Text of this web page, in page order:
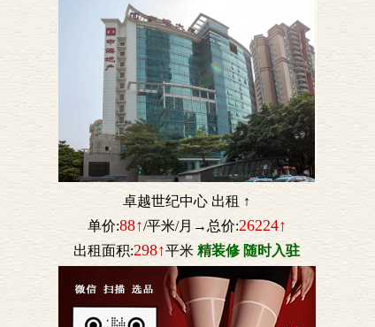
卓越世纪中心 出租 ↑
单价:88↑/平米/月→总价:26224↑
出租面积:298↑平米 精装修 随时入驻